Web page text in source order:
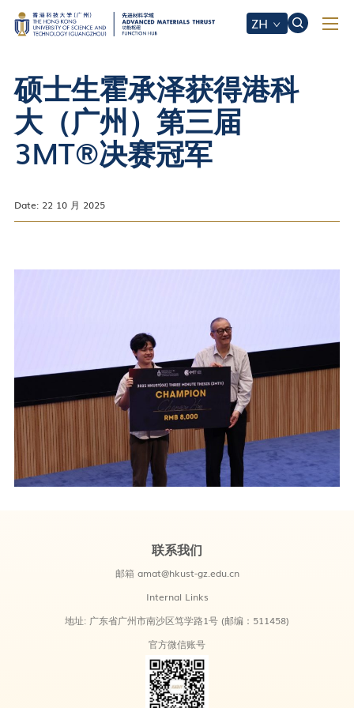
ZH
硕士生霍承泽获得港科
大（广州）第三届
3MT®决赛冠军
Date: 22 10 月 2025
联系我们
邮箱 amat@hkust-gz.edu.cn
Internal Links
地址: 广东省广州市南沙区笃学路1号 (邮编：511458)
官方微信账号